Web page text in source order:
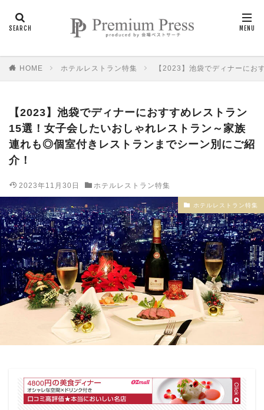
HOME ホテルレストラン特集 【2023】池袋でディナーに
【2023】池袋でディナーにおすすめレストラン
15選！女子会したいおしゃれレストラン～家族
連れも◎個室付きレストランまでシーン別にご紹
介！
2023年11月30日 ホテルレストラン特集
ホテルレストラン特集